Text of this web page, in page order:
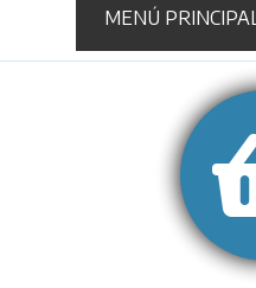
MENÚ PRINCIPAL